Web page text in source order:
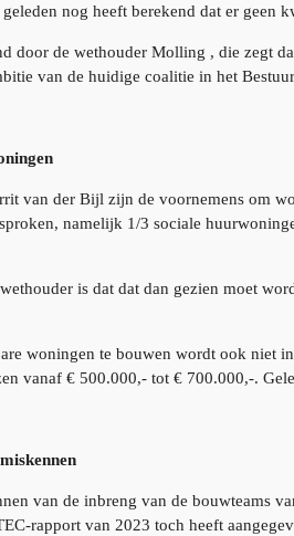
nog heeft berekend dat er geen
door de wethouder Molling , die zegt
van de huidige coalitie in het
van der Bijl zijn de voornemens om
namelijk 1/3 sociale
is dat dat dan gezien moet
woningen te bouwen wordt ook niet
vanaf € 500.000,- tot € 700.000,-.
van de inbreng van de bouwteams
rapport van 2023 toch heeft